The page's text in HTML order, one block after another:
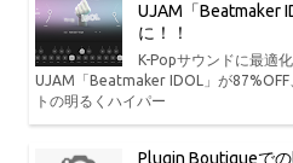
UJAM「Beatmaker
に！！
K-Popサウンドに最適
UJAM「Beatmaker IDOL」が
トの明るくハイパー
Plugin Boutiqueで